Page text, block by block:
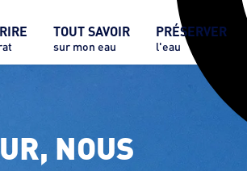
TOUT SAVOIR
sur mon eau
PRÉSERVER
l'eau
NOUS